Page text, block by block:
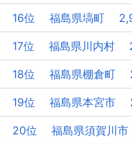
16位 福島県塙町
17位 福島県川内村
18位 福島県棚倉町
19位 福島県本宮市
20位 福島県須賀川